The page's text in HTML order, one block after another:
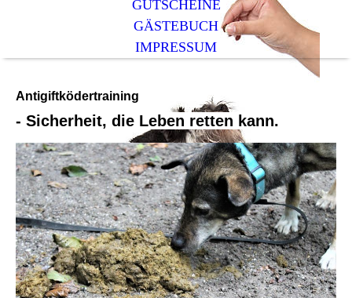
GUTSCHEINE
GÄSTEBUCH
IMPRESSUM
Antigiftködertraining
- Sicherheit, die Leben retten kann.